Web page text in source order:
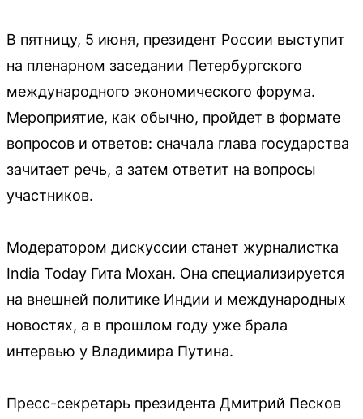
В пятницу, 5 июня, президент России выступит
на пленарном заседании Петербургского
международного экономического форума.
Мероприятие, как обычно, пройдет в формате
вопросов и ответов: сначала глава государства
зачитает речь, а затем ответит на вопросы
участников.
Модератором дискуссии станет журналистка
India Today Гита Мохан. Она специализируется
на внешней политике Индии и международных
новостях, а в прошлом году уже брала
интервью у Владимира Путина.
Пресс-секретарь президента Дмитрий Песков